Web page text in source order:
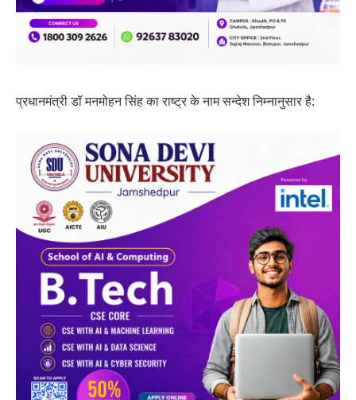
प्रधानमंत्री डॉ मनमोहन सिंह का राष्ट्र के नाम सन्देश निम्नानुसार है: